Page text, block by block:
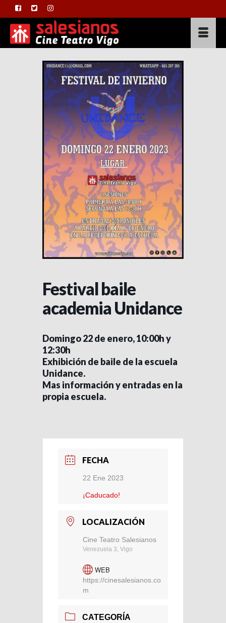
Festival baile
academia Unidance
Domingo 22 de enero, 10:00h y
12:30h
Exhibición de baile de la escuela
Unidance.
Mas información y entradas en la
propia escuela.
FECHA
22 Ene 2023
¡Caducado!
LOCALIZACIÓN
Cine Teatro Salesianos
Venezuela 3, Vigo
WEB
https://cinesalesianos.co
m
CATEGORÍA